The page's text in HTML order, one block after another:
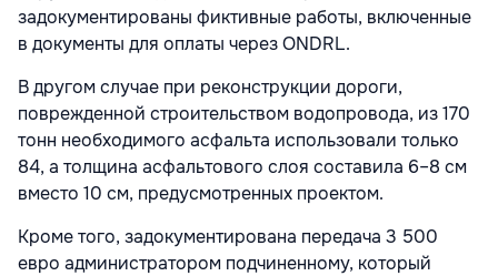
задокументированы фиктивные работы, включенные
в документы для оплаты через ONDRL.
В другом случае при реконструкции дороги,
поврежденной строительством водопровода, из 170
тонн необходимого асфальта использовали только
84, а толщина асфальтового слоя составила 6–8 см
вместо 10 см, предусмотренных проектом.
Кроме того, задокументирована передача 3 500
евро администратором подчиненному, который